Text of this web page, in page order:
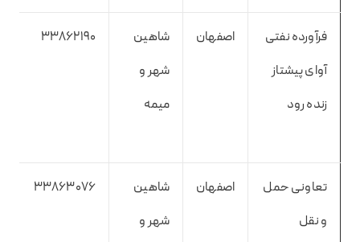
فرآورده نفتی
آوای پیشتاز
زنده رود
اصفهان
شاهین
شهر و
میمه
33862190
تعاونی حمل
و نقل
اصفهان
شاهین
شهر و
33863076